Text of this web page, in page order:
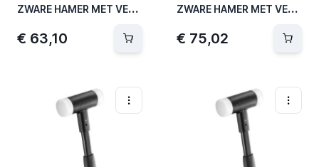
Z
WARE HAMER MET VERWISSELBARE HAMERDOPPEN Ø40MM
€ 63,10
Z
WARE HAMER MET VERWISSELBARE HAMERDOPPEN Ø50MM
€ 75,02